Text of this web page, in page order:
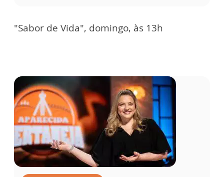
"Sabor de Vida", domingo, às 13h